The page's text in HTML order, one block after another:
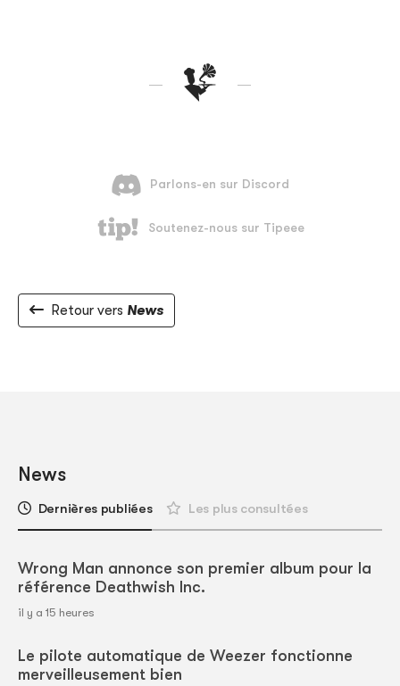
Retour vers News
News
Dernières publiées Les plus consultées
Wrong Man annonce son premier album pour la
référence Deathwish Inc.
il y a 15 heures
Le pilote automatique de Weezer fonctionne
merveilleusement bien